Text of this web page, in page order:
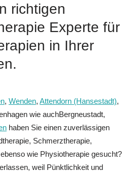
richtigen
Experte für
in Ihrer
, Wenden, Attendorn (Hansestadt),
wie auchBergneustadt,
haben Sie einen zuverlässigen
Schmerztherapie,
wie Physiotherapie gesucht?
weil Pünktlichkeit und